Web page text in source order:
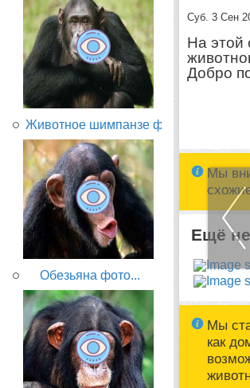
Животное шимпанзе фото...
Обезьяна фото...
Суб. 3 Сен
На этой
Добро
Мы
Ещё
Мы
как